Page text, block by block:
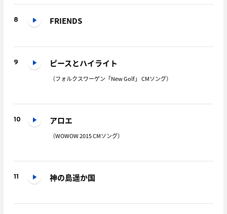
8 FRIENDS
9 ピースとハイライト
（フォルクスワーゲン「New Golf」 CMソング）
10 アロエ
（WOWOW 2015 CMソング）
11 神の島遥か国